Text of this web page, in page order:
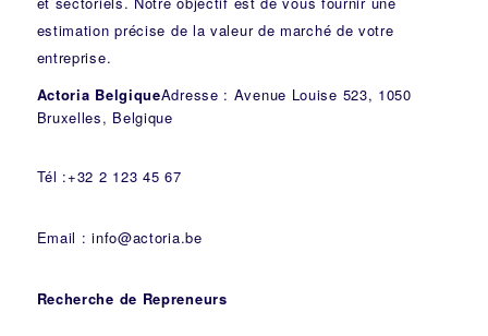
estimation précise de la valeur de marché de votre
entreprise.
Actoria BelgiqueAdresse : Avenue Louise 523, 1050
Bruxelles, Belgique
Tél :+32 2 123 45 67
Email : info@actoria.be
Recherche de Repreneurs